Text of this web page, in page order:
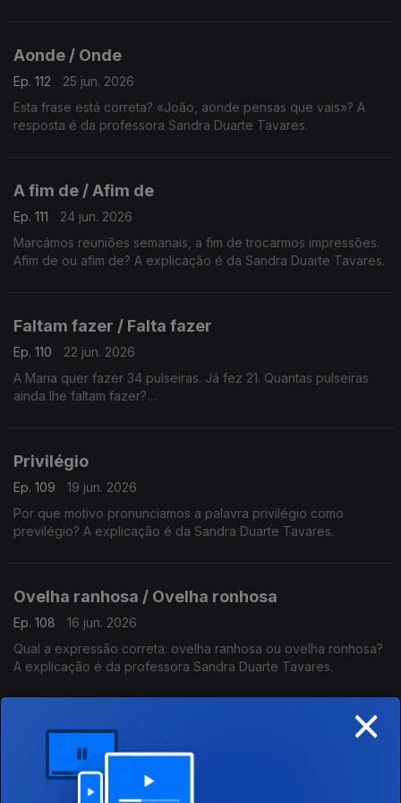
Aonde / Onde
Ep. 112
25 jun. 2026
Esta frase está correta? «João, aonde pensas que vais»? A
resposta é da professora Sandra Duarte Tavares.
A fim de / Afim de
Ep. 111
24 jun. 2026
Marcámos reuniões semanais, a fim de trocarmos impressões.
Afim de ou afim de? A explicação é da Sandra Duarte Tavares.
Faltam fazer / Falta fazer
Ep. 110
22 jun. 2026
A Maria quer fazer 34 pulseiras. Já fez 21. Quantas pulseiras
ainda lhe faltam fazer?
Privilégio
Ep. 109
19 jun. 2026
Por que motivo pronunciamos a palavra privilégio como
previlégio? A explicação é da Sandra Duarte Tavares.
Ovelha ranhosa / Ovelha ronhosa
Ep. 108
16 jun. 2026
Qual a expressão correta: ovelha ranhosa ou ovelha ronhosa?
A explicação é da professora Sandra Duarte Tavares.
Tabu
15 jun. 2026
A palavra TABU escreve-se com ou sem acento gráfico? A
×